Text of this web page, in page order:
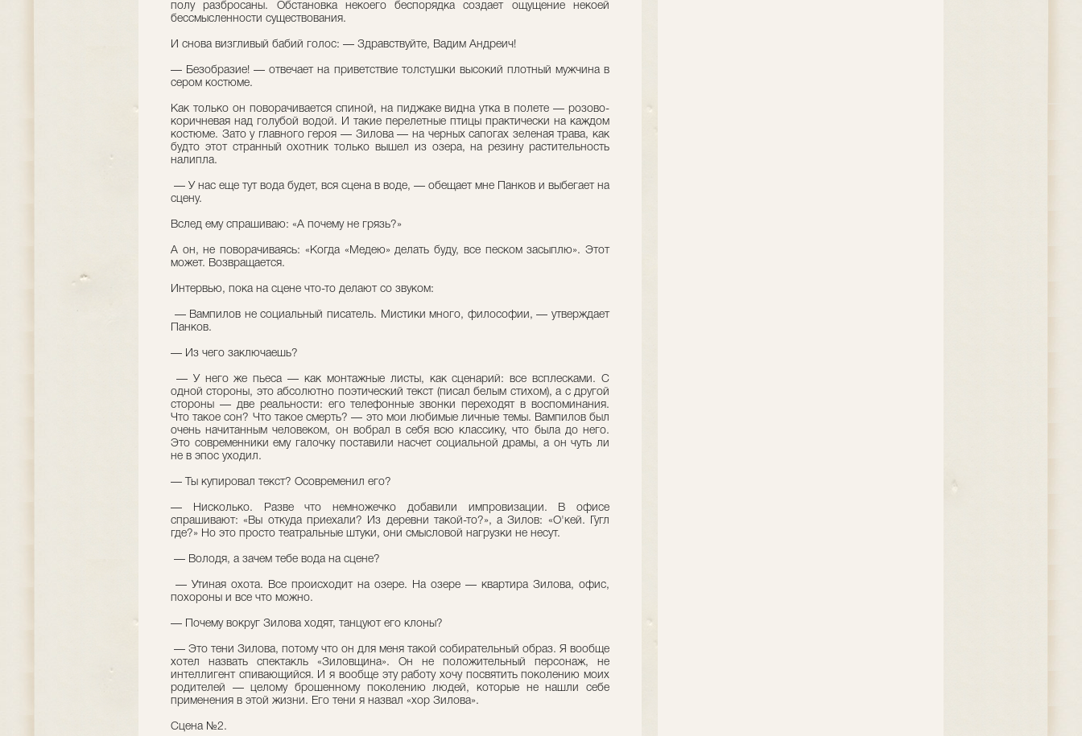
полу разбросаны. Обстановка некоего беспорядка создает ощущение некоей
бессмысленности существования.
И снова визгливый бабий голос: — Здравствуйте, Вадим Андреич!
— Безобразие! — отвечает на приветствие толстушки высокий плотный мужчина в
сером костюме.
Как только он поворачивается спиной, на пиджаке видна утка в полете — розово-
коричневая над голубой водой. И такие перелетные птицы практически на каждом
костюме. Зато у главного героя — Зилова — на черных сапогах зеленая трава, как
будто этот странный охотник только вышел из озера, на резину растительность
налипла.
— У нас еще тут вода будет, вся сцена в воде, — обещает мне Панков и выбегает на
сцену.
Вслед ему спрашиваю: «А почему не грязь?»
А он, не поворачиваясь: «Когда «Медею» делать буду, все песком засыплю». Этот
может. Возвращается.
Интервью, пока на сцене что-то делают со звуком:
— Вампилов не социальный писатель. Мистики много, философии, — утверждает
Панков.
— Из чего заключаешь?
— У него же пьеса — как монтажные листы, как сценарий: все всплесками. С
одной стороны, это абсолютно поэтический текст (писал белым стихом), а с другой
стороны — две реальности: его телефонные звонки переходят в воспоминания.
Что такое сон? Что такое смерть? — это мои любимые личные темы. Вампилов был
очень начитанным человеком, он вобрал в себя всю классику, что была до него.
Это современники ему галочку поставили насчет социальной драмы, а он чуть ли
не в эпос уходил.
— Ты купировал текст? Осовременил его?
— Нисколько. Разве что немножечко добавили импровизации. В офисе
спрашивают: «Вы откуда приехали? Из деревни такой-то?», а Зилов: «О'кей. Гугл
где?» Но это просто театральные штуки, они смысловой нагрузки не несут.
— Володя, а зачем тебе вода на сцене?
— Утиная охота. Все происходит на озере. На озере — квартира Зилова, офис,
похороны и все что можно.
— Почему вокруг Зилова ходят, танцуют его клоны?
— Это тени Зилова, потому что он для меня такой собирательный образ. Я вообще
хотел назвать спектакль «Зиловщина». Он не положительный персонаж, не
интеллигент спивающийся. И я вообще эту работу хочу посвятить поколению моих
родителей — целому брошенному поколению людей, которые не нашли себе
применения в этой жизни. Его тени я назвал «хор Зилова».
Сцена №2.